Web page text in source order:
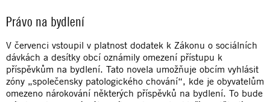
Právo na bydlení
V červenci vstoupil v platnost dodatek k Zákonu o sociálních
dávkách a desítky obcí oznámily omezení přístupu k
příspěvkům na bydlení. Tato novela umožňuje obcím vyhlásit
zóny „společensky patologického chování“, kde je obyvatelům
omezeno nárokování některých příspěvků na bydlení. To bude